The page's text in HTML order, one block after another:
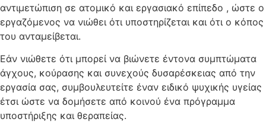
αντιμετώπιση σε ατομικό και εργασιακό επίπεδο , ώστε ο
εργαζόμενος να νιώθει ότι υποστηρίζεται και ότι ο κόπος
του ανταμείβεται.
Εάν νιώθετε ότι μπορεί να βιώνετε έντονα συμπτώματα
άγχους, κούρασης και συνεχούς δυσαρέσκειας από την
εργασία σας, συμβουλευτείτε έναν ειδικό ψυχικής υγείας
έτσι ώστε να δομήσετε από κοινού ένα πρόγραμμα
υποστήριξης και θεραπείας.